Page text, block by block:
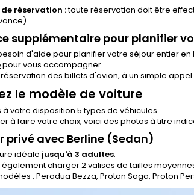
réservation :toute réservation doit être
supplémentaire pour planifier
d'aide pour planifier votre séjour entier
pour vous accompagner.
des billets d'avion, à un simple
le modèle de voiture
à votre disposition 5 types de véhicules.
à faire votre choix, voici des photos à titre
privé avec Berline (Sedan)
idéale jusqu'à 3 adultes.
charger 2 valises de tailles
: Perodua Bezza, Proton Saga, Proton